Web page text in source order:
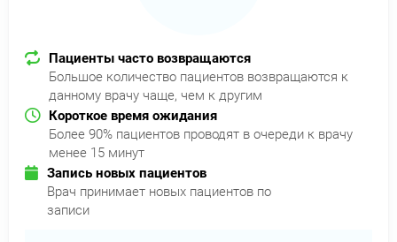
Пациенты часто возвращаются
Большое количество пациентов возвращаются к
данному врачу чаще, чем к другим
Короткое время ожидания
Более 90% пациентов проводят в очереди к врачу
менее 15 минут
Запись новых пациентов
Врач принимает новых пациентов по
записи